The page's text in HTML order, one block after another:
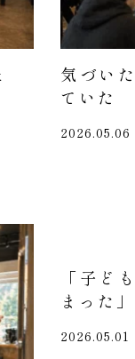
気づい
ていた
2026.05.06
「子ど
まった」
2026.05.01